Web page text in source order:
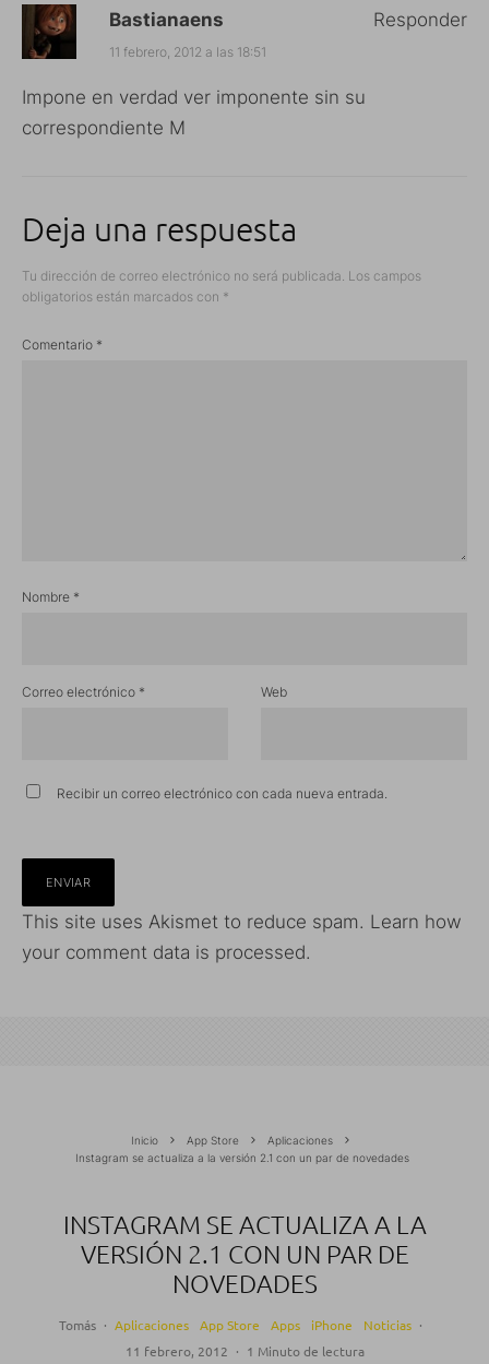
Bastianaens
11 febrero, 2012 a las 18:51
Impone en verdad ver imponente sin su
correspondiente M
Responder
Deja una respuesta
Tu dirección de correo electrónico no será publicada. Los campos
obligatorios están marcados con *
Comentario *
Nombre *
Correo electrónico * Web
Recibir un correo electrónico con cada nueva entrada.
This site uses Akismet to reduce spam. Learn how
your comment data is processed.
Inicio App Store
Aplicaciones
Instagram se actualiza a la versión 2.1 con un par de novedades
INSTAGRAM SE ACTUALIZA A LA
VERSIÓN 2.1 CON UN PAR DE
NOVEDADES
Tomás · Aplicaciones App Store Apps iPhone Noticias ·
11 febrero, 2012 · 1 Minuto de lectura